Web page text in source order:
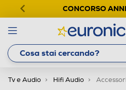
CONCORSO
Tv e Audio Hifi Audio